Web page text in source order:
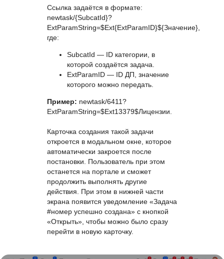
Ссылка задаётся в формате:
newtask/{SubcatId}?
ExtParamString=$Ext{ExtParamID}${Значение},
где:
SubcatId — ID категории, в
которой создаётся задача.
ExtParamID — ID ДП, значение
которого можно передать.
Пример: newtask/6411?
ExtParamString=$Ext13379$Лицензии.
Карточка создания такой задачи
откроется в модальном окне, которое
автоматически закроется после
постановки. Пользователь при этом
останется на портале и сможет
продолжить выполнять другие
действия. При этом в нижней части
экрана появится уведомление «Задача
#номер успешно создана» с кнопкой
«Открыть», чтобы можно было сразу
перейти в новую карточку.